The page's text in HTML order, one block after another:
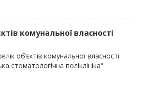
комунальної власності
об’єктів комунальної власності
стоматологічна поліклініка"